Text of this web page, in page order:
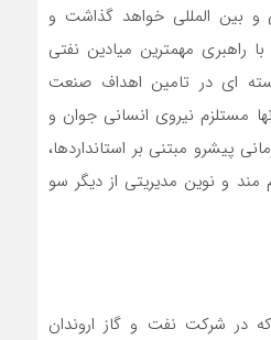
و بین المللی خواهد گذاشت و
راهبری مهمترین میادین نفتی
ای در تامین اهداف صنعت
مستلزم نیروی انسانی جوان و
پیشرو مبتنی بر استانداردها،
و نوین مدیریتی از دیگر سو
در شرکت نفت و گاز اروندان